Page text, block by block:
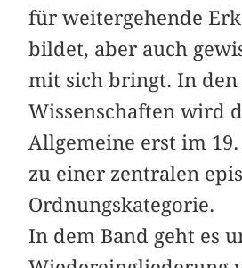
für weitergehende
bildet, aber auch
mit sich bringt. In den
Wissenschaften wird
Allgemeine erst im
zu einer zentralen
Ordnungskategorie.
In dem Band geht es